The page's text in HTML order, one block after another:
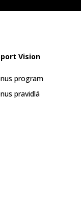
Vision
program
pravidlá